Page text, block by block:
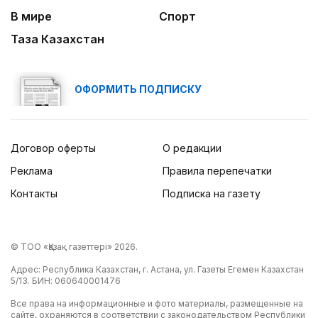
Нужен ли бумажный документ?
В мире
Спорт
Таза Казахстан
ОФОРМИТЬ ПОДПИСКУ
Договор оферты
Реклама
Контакты
О редакции
Правила перепечатки
Подписка на газету
© ТОО «Қазақ газеттері» 2026.
Адрес: Республика Казахстан, г. Астана, ул. Газеты Егемен Казахстан
5/13. БИН: 060640001476
Все права на информационные и фото материалы, размещенные на
сайте, охраняются в соответствии с законодательством Республики